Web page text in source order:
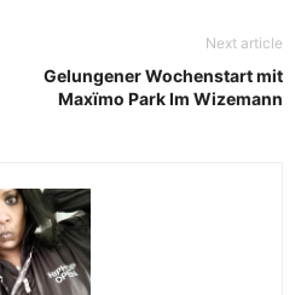
Next article
Gelungener Wochenstart mit
Maxïmo Park Im Wizemann